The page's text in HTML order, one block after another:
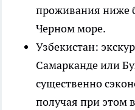
проживания ниже
Черном море.
Узбекистан:
Самарканде или
существенно
получая при этом